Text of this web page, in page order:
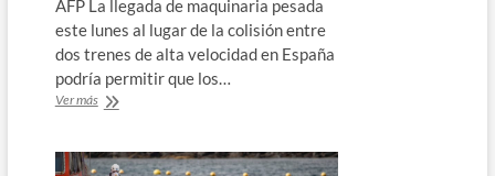
AFP La llegada de maquinaria pesada
este lunes al lugar de la colisión entre
dos trenes de alta velocidad en España
podría permitir que los…
Ver másAl
muertos